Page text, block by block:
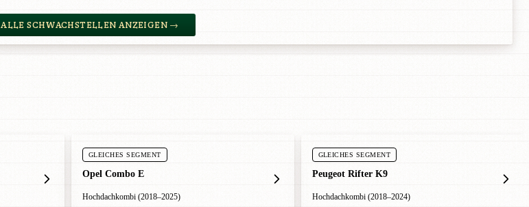
ALLE SCHWACHSTELLEN ANZEIGEN →
GLEICHES SEGMENT
Opel Combo E
Hochdachkombi (2018–2025)
GLEICHES SEGMENT
Peugeot Rifter K9
Hochdachkombi (2018–2024)